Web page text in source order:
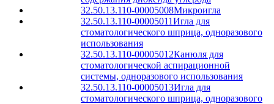
32.50.13.110-00005008Микроигла
32.50.13.110-00005011Игла для
стоматологического шприца, одноразового
использования
32.50.13.110-00005012Канюля для
стоматологической аспирационной
системы, одноразового использования
32.50.13.110-00005013Игла для
стоматологического шприца, одноразового